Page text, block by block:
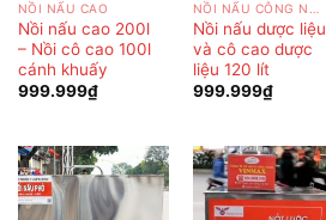
NỒI NẤU CAO
Nồi nấu cao 200l
– Nồi cô cao 100l
cánh khuấy
999.999₫
Nồi nấu dược liệu
và cô cao dược
liệu 120 lít
999.999₫